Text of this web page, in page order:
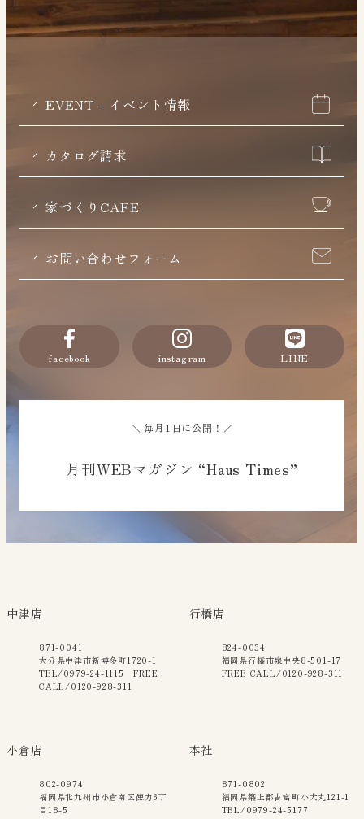
EVENT - イベント情報
カタログ請求
家づくりCAFE
お問い合わせフォーム
facebook instagram LINE
＼ 毎月1日に公開！／
月刊WEBマガジン “Haus Times”
中津店
871-0041
大分県中津市新博多町1720-1
TEL/0979-24-1115 FREE
CALL/0120-928-311
行橋店
824-0034
福岡県行橋市泉中央8-501-17
FREE CALL/0120-928-311
小倉店
802-0974
福岡県北九州市小倉南区徳力3丁
目18-5
本社
871-0802
福岡県築上郡吉富町小犬丸121-1
TEL/0979-24-5177